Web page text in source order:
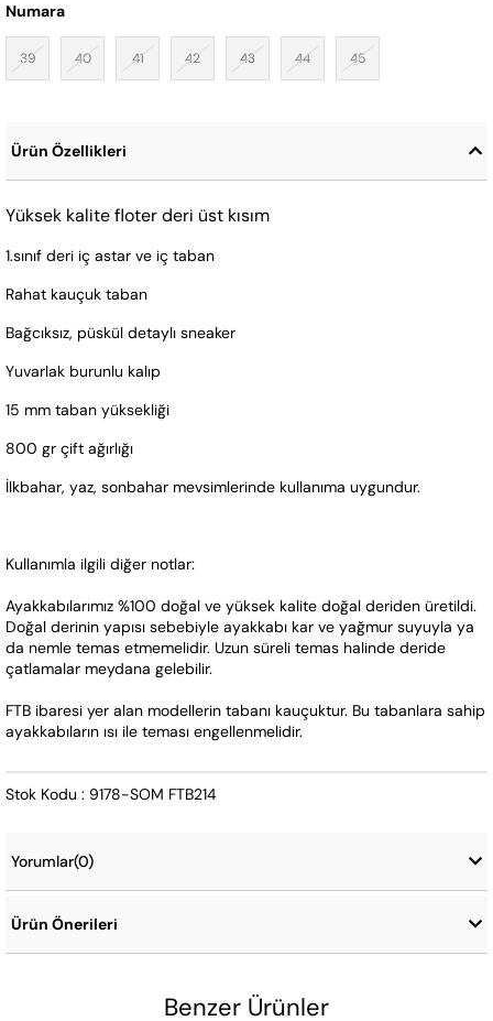
Numara
39 40 41 42 43 44 45
Ürün Özellikleri
Yüksek kalite floter deri üst kısım
1.sınıf deri iç astar ve iç taban
Rahat kauçuk taban
Bağcıksız, püskül detaylı sneaker
Yuvarlak burunlu kalıp
15 mm taban yüksekliği
800 gr çift ağırlığı
İlkbahar, yaz, sonbahar mevsimlerinde kullanıma uygundur.
Kullanımla ilgili diğer notlar:
Ayakkabılarımız %100 doğal ve yüksek kalite doğal deriden üretildi.
Doğal derinin yapısı sebebiyle ayakkabı kar ve yağmur suyuyla ya
da nemle temas etmemelidir. Uzun süreli temas halinde deride
çatlamalar meydana gelebilir.
FTB ibaresi yer alan modellerin tabanı kauçuktur. Bu tabanlara sahip
ayakkabıların ısı ile teması engellenmelidir.
Stok Kodu : 9178-SOM FTB214
Yorumlar(0)
Ürün Önerileri
Benzer Ürünler